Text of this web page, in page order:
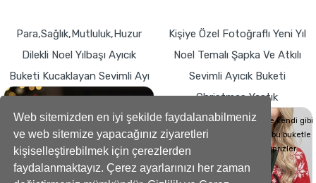
Web sitemizden en iyi şekilde faydalanabilmeniz
ve web sitemize yapacağınız ziyaretleri
kişiselleştirebilmek için çerezlerden
faydalanmaktayız. Çerez ayarlarınızı her zaman
Para,Sağlık,Mutluluk,Huzur
Dilekli Noel Yılbaşı Ayıcık
Buketi Kucaklayan Sevimli Ayı
hediyeye dönüşse böyle görünürdü!
Kişiye Özel Fotoğraflı Yeni Yıl
Noel Temalı Şapka Ve Atkılı
Sevimli Ayıcık Buketi
Christmas Yastık
Sevdiklerinizin Kalplerini de kendi gibi
yumuşacık hale getirecek bu buketle
sevdiklerinize küçük süprizler